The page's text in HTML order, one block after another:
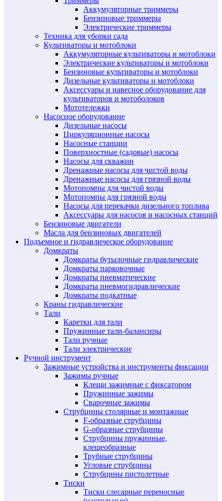
Аккумуляторные триммеры
Бензиновые триммеры
Электрические триммеры
Техника для уборки сада
Культиваторы и мотоблоки
Аккумуляторные культиваторы и мотоблоки
Электрические культиваторы и мотоблоки
Бензиновые культиваторы и мотоблоки
Дизельные культиваторы и мотоблоки
Аксессуары и навесное оборудование для
культиваторов и мотоболоков
Мототележки
Насосное оборудование
Дизельные насосы
Циркуляционные насосы
Насосные станции
Поверхностные (садовые) насосы
Насосы для скважин
Дренажные насосы для чистой воды
Дренажные насосы для грязной воды
Мотопомпы для чистой воды
Мотопомпы для грязной воды
Насосы для перекачки дизельного топлива
Аксессуары для насосов и насосных станций
Бензиновые двигатели
Масла для бензиновых двигателей
Подъемное и гидравлическое оборудование
Домкраты
Домкраты бутылочные гидравлические
Домкраты парковочные
Домкраты пневматические
Домкраты пневмогидравлические
Домкраты подкатные
Краны гидравлические
Тали
Каретки для тали
Пружинные тали-балансиры
Тали ручные
Тали электрические
Ручной инструмент
Зажимные устройства и инструменты фиксации
Зажимы ручные
Клещи зажимные с фиксатором
Пружинные зажимы
Сварочные зажимы
Струбцины столярные и монтажные
F-образные струбцины
G-образные струбцины
Струбцины пружинные,
клещеобразные
Трубные струбцины
Угловые струбцины
Струбцины пистолетные
Тиски
Тиски слесарные переносные